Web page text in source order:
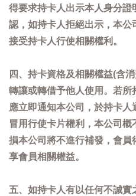
得要求持卡人出示本人身分
認，如持卡人拒絕出示，本
接受持卡人行使相關權利。
四、持卡資格及相關權益(含
轉讓或轉借予他人使用。若所
應立即通知本公司，於持卡
冒用行使卡片權利，本公司
損本公司將不進行補發，會
享會員相關權益。
五、如持卡人有以任何不誠實